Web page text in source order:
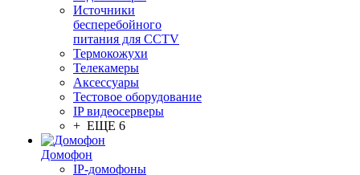
Источники
бесперебойного
питания для CCTV
Термокожухи
Телекамеры
Аксессуары
Тестовое оборудование
IP видеосерверы
+ ЕЩЕ 6
Домофон
IP-домофоны